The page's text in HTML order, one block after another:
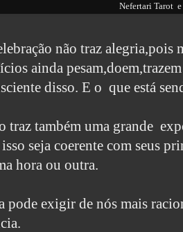
Nefertari Tarot
não traz
ainda
disso. E o que está
traz também uma grande
seja coerente com seus
hora ou outra.
pode exigir de nós mais